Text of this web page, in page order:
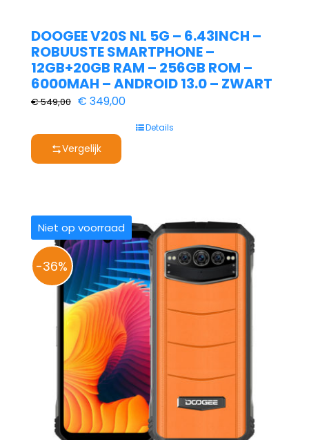
DOOGEE V20S NL 5G – 6.43INCH –
ROBUUSTE SMARTPHONE –
12GB+20GB RAM – 256GB ROM –
6000MAH – ANDROID 13.0 – ZWART
€549,00 Oorspronkelijke
was:
€ 549,00.
€ 349,00Huidige
prijs Details
Vergelijk
Niet op voorraad
-36%